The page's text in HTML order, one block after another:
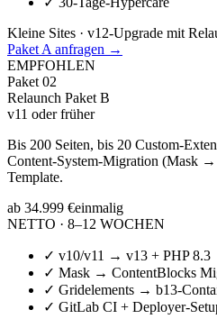
Kleine Sites · v12-Upgrade mit
Paket A anfragen →
EMPFOHLEN
Paket 02
Relaunch Paket B
v11 oder früher
Bis 200 Seiten, bis 20 Custom-
Content-System-Migration (Mask
Template.
ab 34.999 €einmalig
NETTO · 8–12 WOCHEN
✓ v10/v11 → v13 + PHP 8.3
✓ Mask → ContentBlocks
✓ Gridelements → b13-
✓ GitLab CI + Deployer-